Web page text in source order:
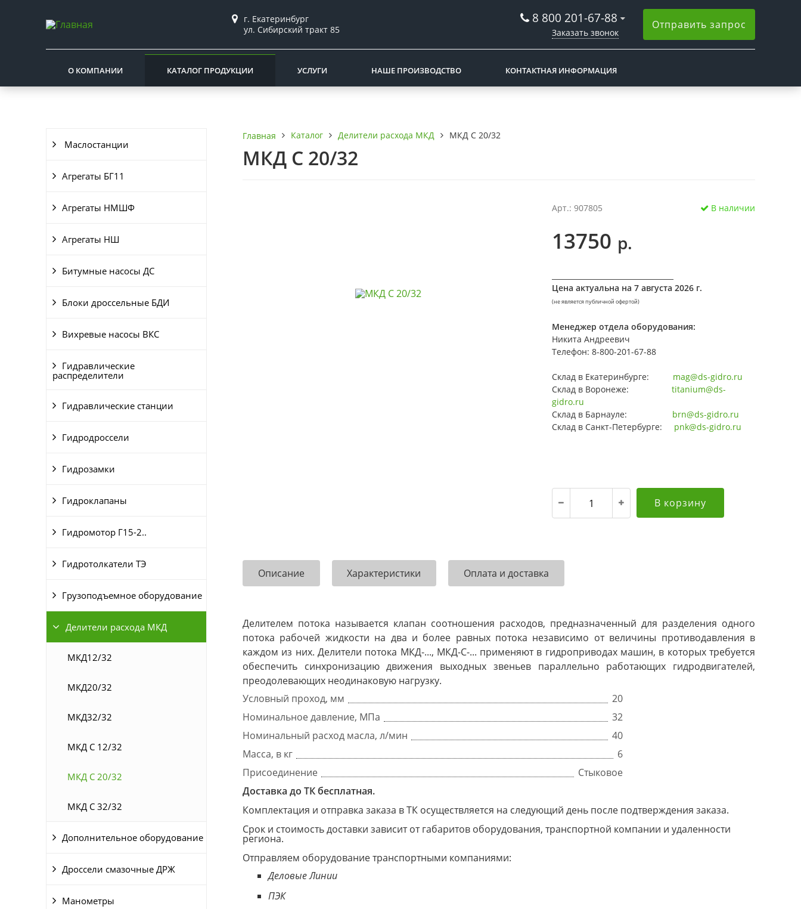
г. Екатеринбург
ул. Сибирский тракт 85
8 800 201-67-88
Заказать звонок
Отправить запрос
О КОМПАНИИ КАТАЛОГ ПРОДУКЦИИ УСЛУГИ НАШЕ ПРОИЗВОДСТВО КОНТАКТНАЯ ИНФОРМАЦИЯ
Маслостанции
Агрегаты БГ11
Агрегаты НМШФ
Агрегаты НШ
Битумные насосы ДС
Блоки дроссельные БДИ
Вихревые насосы ВКС
Гидравлические
распределители
Гидравлические станции
Гидродроссели
Гидрозамки
Гидроклапаны
Гидромотор Г15-2..
Гидротолкатели ТЭ
Грузоподъемное оборудование
Делители расхода МКД
МКД12/32
МКД20/32
МКД32/32
МКД С 12/32
МКД С 20/32
МКД С 32/32
Дополнительное оборудование
Дроссели смазочные ДРЖ
Манометры
Главная Каталог Делители расхода МКД МКД С 20/32
МКД С 20/32
Арт.: 907805 В наличии
13750 р.
Цена актуальна на7 августа 2026 г.
(не является публичной офертой)
Менеджер отдела оборудования:
Никита Андреевич
Телефон: 8-800-201-67-88
Склад в Екатеринбурге: mag@ds-gidro.ru
Склад в Воронеже:titanium@ds-
gidro.ru
Склад в Барнауле: brn@ds-gidro.ru
Склад в Санкт-Петербурге: pnk@ds-gidro.ru
В корзину
Описание Характеристики Оплата и доставка
Делителем потока называется клапан соотношения расходов, предназначенный для разделения одного
потока рабочей жидкости на два и более равных потока независимо от величины противодавления в
каждом из них. Делители потока МКД-..., МКД-С-... применяют в гидроприводах машин, в которых требуется
обеспечить синхронизацию движения выходных звеньев параллельно работающих гидродвигателей,
преодолевающих неодинаковую нагрузку.
Условный проход, мм
20
Номинальное давление, МПа
32
Номинальный расход масла, л/мин
40
Масса, в кг
6
Присоединение
Стыковое
Доставка до ТК бесплатная.
Комплектация и отправка заказа в ТК осуществляется на следующий день после подтверждения заказа.
Срок и стоимость доставки зависит от габаритов оборудования, транспортной компании и удаленности
региона.
Отправляем оборудование транспортными компаниями:
Деловые Линии
ПЭК